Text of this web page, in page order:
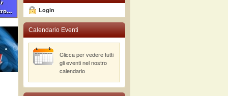
Login
Calendario Eventi
Clicca per vedere tutti
gli eventi nel nostro
calendario